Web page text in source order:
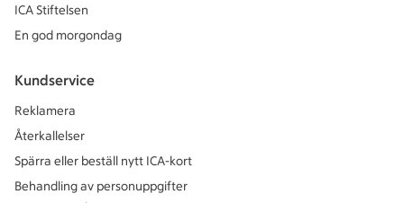
ICA Stiftelsen
En god morgondag
Kundservice
Reklamera
Återkallelser
Spärra eller beställ nytt ICA-kort
Behandling av personuppgifter